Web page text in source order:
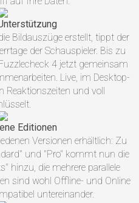
Bildauszüge erstellt, tippt der
der Schauspieler. Bis zu
4 jetzt gemeinsam
Live, im Desktop-
und voll
Editionen
Versionen erhältlich: Zu
und "Pro" kommt nun die
hinzu, die mehrere parallele
sind wohl Offline- und Online
untereinander.